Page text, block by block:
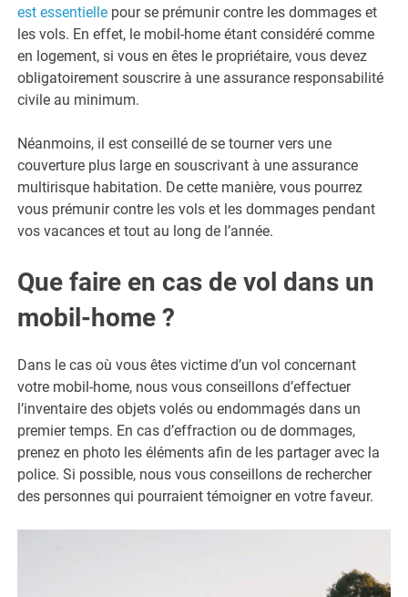
est essentielle pour se prémunir contre les dommages et
les vols. En effet, le mobil-home étant considéré comme
en logement, si vous en êtes le propriétaire, vous devez
obligatoirement souscrire à une assurance responsabilité
civile au minimum.
Néanmoins, il est conseillé de se tourner vers une
couverture plus large en souscrivant à une assurance
multirisque habitation. De cette manière, vous pourrez
vous prémunir contre les vols et les dommages pendant
vos vacances et tout au long de l’année.
Que faire en cas de vol dans un
mobil-home ?
Dans le cas où vous êtes victime d’un vol concernant
votre mobil-home, nous vous conseillons d’effectuer
l’inventaire des objets volés ou endommagés dans un
premier temps. En cas d’effraction ou de dommages,
prenez en photo les éléments afin de les partager avec la
police. Si possible, nous vous conseillons de rechercher
des personnes qui pourraient témoigner en votre faveur.